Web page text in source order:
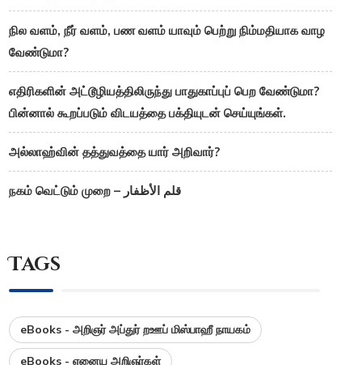
நில வளம், நீர் வளம், பண வளம் யாவும் பெற்று நிம்மதியாக வாழ
வேண்டுமா?
எதிரிகளின் அட்டூழியத்திலிருந்து பாதுகாப்புப் பெற வேண்டுமா?
பின்னால் கூறப்படும் விடயத்தை பக்தியுடன் செய்யுங்கள்.
அல்லாஹ்வின் தத்துவத்தை யார் அறிவார்?
நகம் வெட்டும் முறை – قلم الأظفار
Tags
eBooks - அறிஞர் அப்துர் றஊப் மிஸ்பாஹீ நாயகம்
eBooks - ஏனைய அறிஞர்கள்